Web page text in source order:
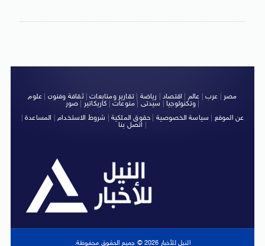
مصر عرب عالم اقتصاد رياضة |تقارير ومتابعات|ثقافة وفنون
علوم
وتكنولوجيا| سيدتى منوعات كاريكاتير صور
|
عن الموقع
سياسة الخصوصية حقوق الملكية شروط الاستخدام| المساعدة|
اتصل بنا
النيل للأخبار 2026 © جميع الحقوق محفوظة.